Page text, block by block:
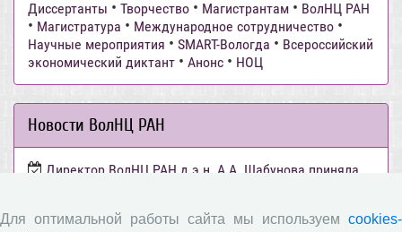
Диссертанты • Творчество • Магистрантам • ВолНЦ РАН
• Магистратура • Международное сотрудничество •
Научные мероприятия • SMART-Вологда • Всероссийский
экономический диктант • Анонс • НОЦ
Новости ВолНЦ РАН
Директор ВолНЦ РАН д.э.н. А.А. Шабунова приняла
области
Для оптимальной работы сайта мы используем cookies-